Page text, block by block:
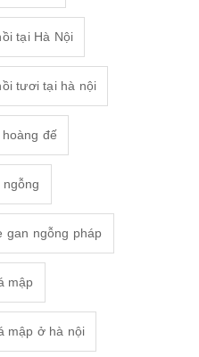
tại Hà Nội
tươi tại hà nội
đế
gan ngỗng pháp
mập
mập ở hà nội